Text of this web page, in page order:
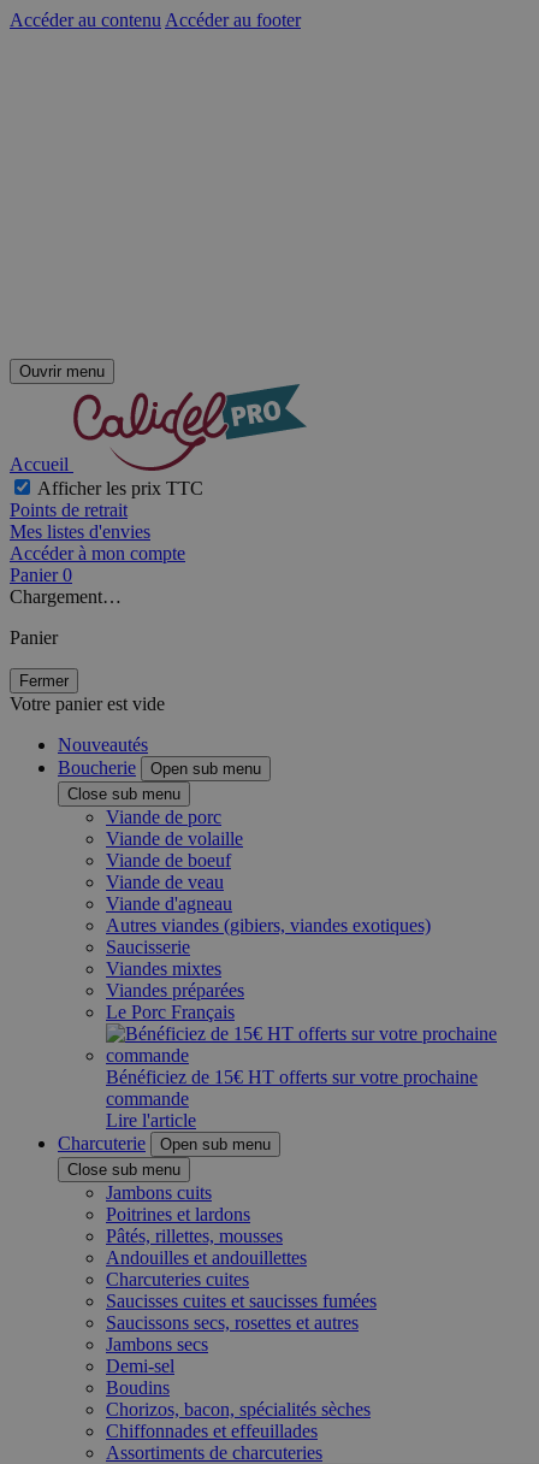
Accéder au contenu Accéder au footer
Ouvrir menu
Accueil
Afficher les prix TTC
Points de retrait
Mes listes d'envies
Accéder à mon compte
Panier 0
Chargement…
Panier
Fermer
Votre panier est vide
Nouveautés
Boucherie
Open sub menu
Close sub menu
Viande de porc
Viande de volaille
Viande de boeuf
Viande de veau
Viande d'agneau
Autres viandes (gibiers, viandes exotiques)
Saucisserie
Viandes mixtes
Viandes préparées
Le Porc Français
Bénéficiez de 15€ HT offerts sur votre prochaine
commande
Lire l'article
Charcuterie
Open sub menu
Close sub menu
Jambons cuits
Poitrines et lardons
Pâtés, rillettes, mousses
Andouilles et andouillettes
Charcuteries cuites
Saucisses cuites et saucisses fumées
Saucissons secs, rosettes et autres
Jambons secs
Demi-sel
Boudins
Chorizos, bacon, spécialités sèches
Chiffonnades et effeuillades
Assortiments de charcuteries